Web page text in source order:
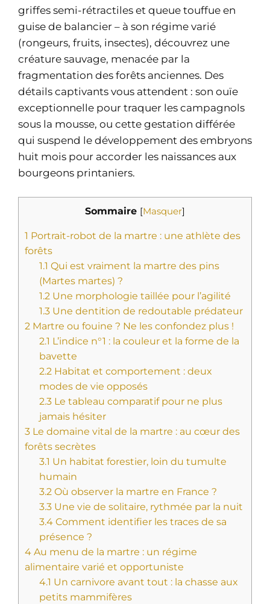
griffes semi-rétractiles et queue touffue en
guise de balancier – à son régime varié
(rongeurs, fruits, insectes), découvrez une
créature sauvage, menacée par la
fragmentation des forêts anciennes. Des
détails captivants vous attendent : son ouïe
exceptionnelle pour traquer les campagnols
sous la mousse, ou cette gestation différée
qui suspend le développement des embryons
huit mois pour accorder les naissances aux
bourgeons printaniers.
Sommaire [Masquer]
1 Portrait-robot de la martre : une athlète des
forêts
1.1 Qui est vraiment la martre des pins
(Martes martes) ?
1.2 Une morphologie taillée pour l’agilité
1.3 Une dentition de redoutable prédateur
2 Martre ou fouine ? Ne les confondez plus !
2.1 L’indice n°1 : la couleur et la forme de la
bavette
2.2 Habitat et comportement : deux
modes de vie opposés
2.3 Le tableau comparatif pour ne plus
jamais hésiter
3 Le domaine vital de la martre : au cœur des
forêts secrètes
3.1 Un habitat forestier, loin du tumulte
humain
3.2 Où observer la martre en France ?
3.3 Une vie de solitaire, rythmée par la nuit
3.4 Comment identifier les traces de sa
présence ?
4 Au menu de la martre : un régime
alimentaire varié et opportuniste
4.1 Un carnivore avant tout : la chasse aux
petits mammifères